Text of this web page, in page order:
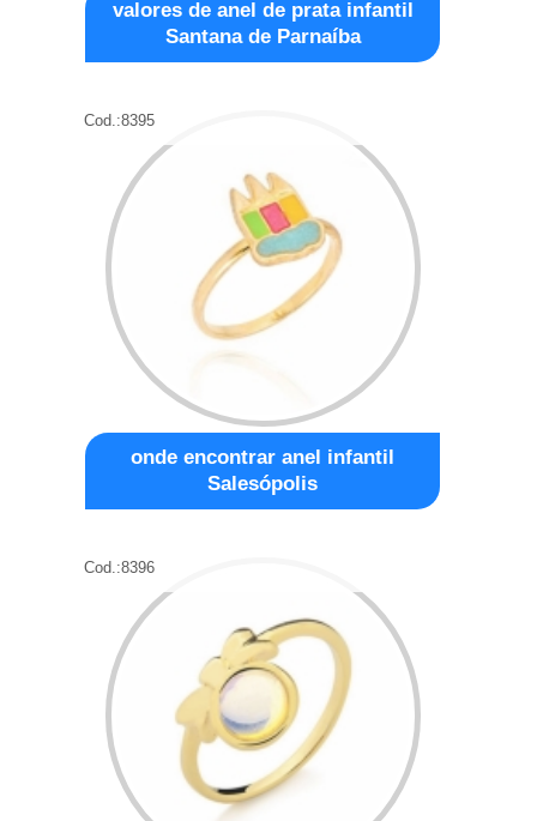
valores de anel de prata infantil
Santana de Parnaíba
Cod.:8395
onde encontrar anel infantil
Salesópolis
Cod.:8396